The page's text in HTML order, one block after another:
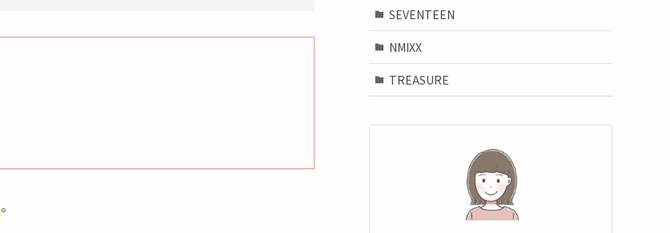
。
SEVENTEEN
NMIXX
TREASURE